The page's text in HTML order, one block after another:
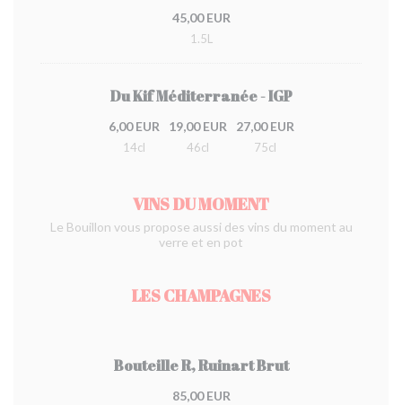
45,00 EUR
1.5L
Du Kif Méditerranée - IGP
6,00 EUR
14cl
19,00 EUR
46cl
27,00 EUR
75cl
VINS DU MOMENT
Le Bouillon vous propose aussi des vins du moment au
verre et en pot
LES CHAMPAGNES
Bouteille R, Ruinart Brut
85,00 EUR